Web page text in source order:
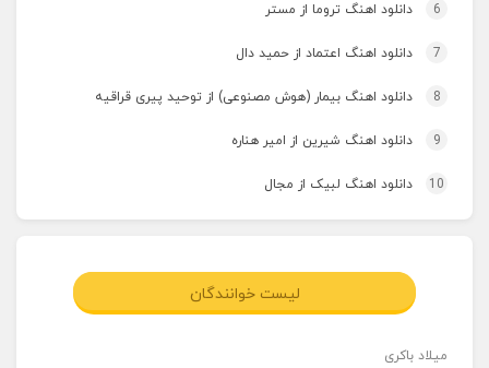
6 دانلود اهنگ تروما از مستر
7 دانلود اهنگ اعتماد از حمید دال
8 دانلود اهنگ بیمار (هوش مصنوعی) از توحید پیری قراقیه
9 دانلود اهنگ شیرین از امیر هناره
10 دانلود اهنگ لبیک از مجال
لیست خوانندگان
میلاد باکری